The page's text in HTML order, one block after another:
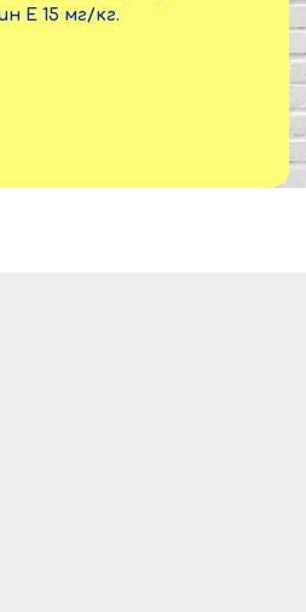
Е 15 мг/кг.
изготовления.